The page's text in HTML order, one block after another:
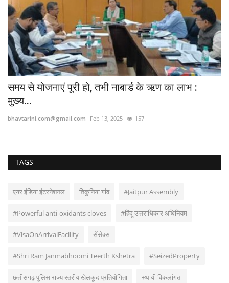
समय से योजनाएं पूरी हो, तभी नाबार्ड के ऋण का लाभ :
मुख्य...
bhavtarini.com@gmail.com Feb 13, 2025 157
TAGS
एयर इंडिया इंटरनेशनल तिकुनिया गांव #Jaitpur Assembly
#Powerful anti-oxidants cloves #हिंदू उत्तराधिकार अधिनियम
#VisaOnArrivalFacility सेंसेक्स
#Shri Ram Janmabhoomi Teerth Kshetra #SeizedProperty
छत्तीसगढ़ पुलिस राज्य स्तरीय खेलकूद प्रतियोगिता स्थायी विकलांगता